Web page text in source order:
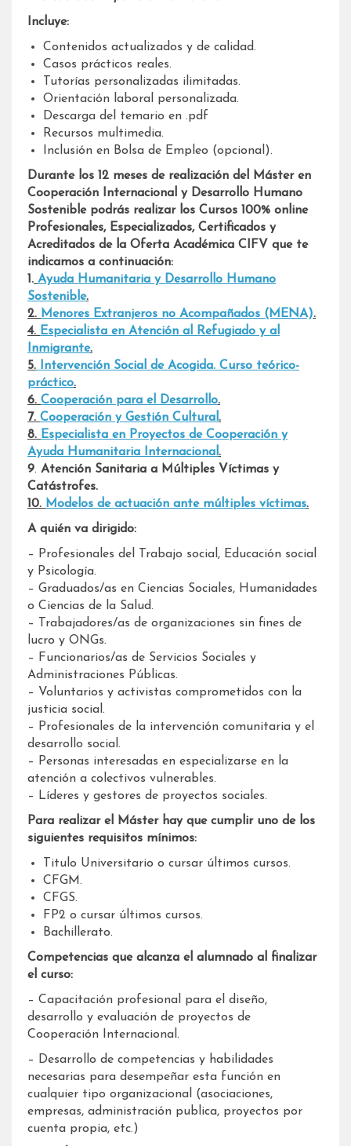
Incluye:
Contenidos actualizados y de calidad.
Casos prácticos reales.
Tutorías personalizadas ilimitadas.
Orientación laboral personalizada.
Descarga del temario en .pdf
Recursos multimedia.
Inclusión en Bolsa de Empleo (opcional).
Durante los 12 meses de realización del Máster en
Cooperación Internacional y Desarrollo Humano
Sostenible podrás realizar los Cursos 100% online
Profesionales, Especializados, Certificados y
Acreditados de la Oferta Académica CIFV que te
indicamos a continuación:
1. Ayuda Humanitaria y Desarrollo Humano
Sostenible.
2. Menores Extranjeros no Acompañados (MENA).
4. Especialista en Atención al Refugiado y al
Inmigrante.
5. Intervención Social de Acogida. Curso teórico-
práctico.
6. Cooperación para el Desarrollo.
7. Cooperación y Gestión Cultural .
8. Especialista en Proyectos de Cooperación y
Ayuda Humanitaria Internacional .
9. Atención Sanitaria a Múltiples Víctimas y
Catástrofes.
10. Modelos de actuación ante múltiples víctimas.
A quién va dirigido:
– Profesionales del Trabajo social, Educación social
y Psicología.
– Graduados/as en Ciencias Sociales, Humanidades
o Ciencias de la Salud.
– Trabajadores/as de organizaciones sin fines de
lucro y ONGs.
– Funcionarios/as de Servicios Sociales y
Administraciones Públicas.
– Voluntarios y activistas comprometidos con la
justicia social.
– Profesionales de la intervención comunitaria y el
desarrollo social.
– Personas interesadas en especializarse en la
atención a colectivos vulnerables.
– Líderes y gestores de proyectos sociales.
Para realizar el Máster hay que cumplir uno de los
siguientes requisitos mínimos:
Titulo Universitario o cursar últimos cursos.
CFGM.
CFGS.
FP2 o cursar últimos cursos.
Bachillerato.
Competencias que alcanza el alumnado al finalizar
el curso:
– Capacitación profesional para el diseño,
desarrollo y evaluación de proyectos de
Cooperación Internacional.
– Desarrollo de competencias y habilidades
necesarias para desempeñar esta función en
cualquier tipo organizacional (asociaciones,
empresas, administración publica, proyectos por
cuenta propia, etc.)